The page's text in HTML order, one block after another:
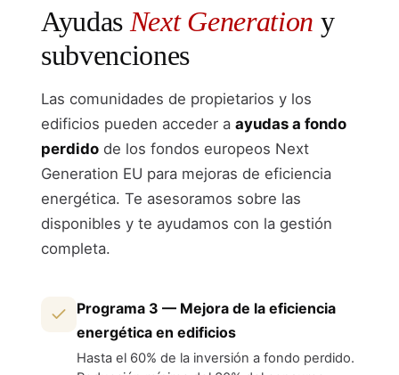
Ayudas Next Generation y
subvenciones
Las comunidades de propietarios y los
edificios pueden acceder a ayudas a fondo
perdido de los fondos europeos Next
Generation EU para mejoras de eficiencia
energética. Te asesoramos sobre las
disponibles y te ayudamos con la gestión
completa.
Programa 3 — Mejora de la eficiencia
energética en edificios
Hasta el 60% de la inversión a fondo perdido.